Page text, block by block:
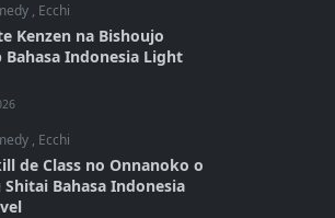
, Ecchi
Kenzen na Bishoujo
Bahasa Indonesia Light
, Ecchi
de Class no Onnanoko o
Shitai Bahasa Indonesia